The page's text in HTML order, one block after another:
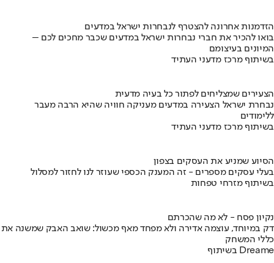
הזדמנות אחרונה להצטרף לנבחרות ישראל במדעים
בואו להכיר את חברי נבחרות ישראל במדעים שכבר מחכים לכם –
המיונים בעיצומם
בשיתוף מרכז מדעני העתיד
הצעירים שמצליחים לפתור כל בעיה מדעית
נבחרת ישראל הצעירה במדעים מעניקה חוויה שהיא הרבה מעבר
ללימודים
בשיתוף מרכז מדעני העתיד
הסיוע שמניע את העסקים בצפון
בעלי עסקים מספרים - זה המענק הכספי שעוזר לנו לחזור למסלול
בשיתוף מזרחי טפחות
נקיון פסח - לא מה שהכרתם
דק במיוחד, עוצמה אדירה ולא מפחד מאף מכשול: שואב האבק שמשנה את
כללי המשחק
בשיתוף Dreame